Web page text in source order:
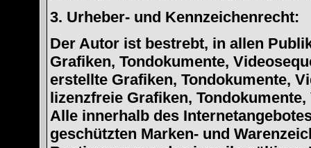
3. Urheber- und Kennzeichenrecht:
Der Autor ist bestrebt, in allen
Grafiken, Tondokumente,
erstellte Grafiken, Tondokumente,
lizenzfreie Grafiken,
Alle innerhalb des
geschützten Marken- und